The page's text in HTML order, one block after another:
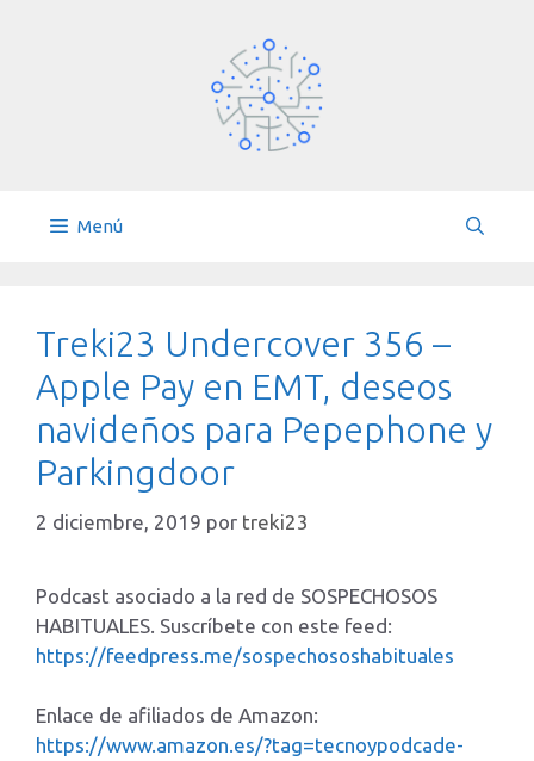
Menú
Treki23 Undercover 356 –
Apple Pay en EMT, deseos
navideños para Pepephone y
Parkingdoor
2 diciembre, 2019 por treki23
Podcast asociado a la red de SOSPECHOSOS
HABITUALES. Suscríbete con este feed:
https://feedpress.me/sospechososhabituales
Enlace de afiliados de Amazon:
https://www.amazon.es/?tag=tecnoypodcade-